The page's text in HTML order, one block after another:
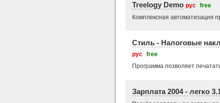
Treelogy Demo рус free
Комплексная автоматизация
Стиль - Налоговые
рус free
Программа позволяет
Зарплата 2004 - легко